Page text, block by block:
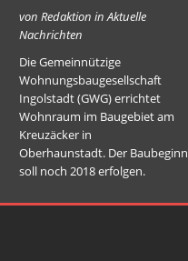
von Redaktion in Aktuelle
Nachrichten
Die Gemeinnützige
Wohnungsbaugesellschaft
Ingolstadt (GWG) errichtet
Wohnraum im Baugebiet am
Kreuzäcker in
Oberhaunstadt. Der Baubeginn
soll noch 2018 erfolgen.